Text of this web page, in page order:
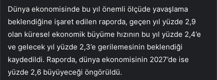
Dünya ekonomisinde bu yıl önemli ölçüde yavaşlama
beklendiğine işaret edilen raporda, geçen yıl yüzde 2,9
olan küresel ekonomik büyüme hızının bu yıl yüzde 2,4’e
ve gelecek yıl yüzde 2,3’e gerilemesinin beklendiği
kaydedildi. Raporda, dünya ekonomisinin 2027’de ise
yüzde 2,6 büyüyeceği öngörüldü.